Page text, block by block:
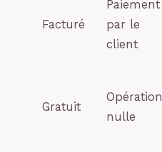
Facturé
Paiement
par le
client
Gratuit
Opération
nulle